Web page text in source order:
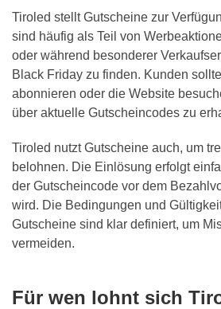
Tiroled stellt Gutscheine zur
sind häufig als Teil von
oder während besonderer
Black Friday zu finden. Kunden
abonnieren oder die Website
über aktuelle Gutscheincodes zu
Tiroled nutzt Gutscheine auch, um
belohnen. Die Einlösung erfolgt
der Gutscheincode vor dem
wird. Die Bedingungen und
Gutscheine sind klar definiert, um
vermeiden.
Für wen lohnt sich